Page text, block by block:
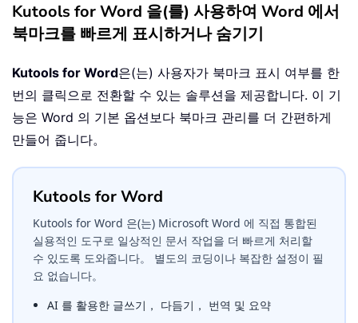
Kutools for Word 을(를) 사용하여 Word 에서
북마크를 빠르게 표시하거나 숨기기
Kutools for Word은(는) 사용자가 북마크 표시 여부를 한
번의 클릭으로 전환할 수 있는 솔루션을 제공합니다. 이 기
능은 Word 의 기본 옵션보다 북마크 관리를 더 간편하게
만들어 줍니다。
Kutools for Word
Kutools for Word 은(는) Microsoft Word 에 직접 통합된
실용적인 도구로 일상적인 문서 작업을 더 빠르게 처리할
수 있도록 도와줍니다。 별도의 코딩이나 복잡한 설정이 필
요 없습니다。
AI 를 활용한 글쓰기， 다듬기， 번역 및 요약